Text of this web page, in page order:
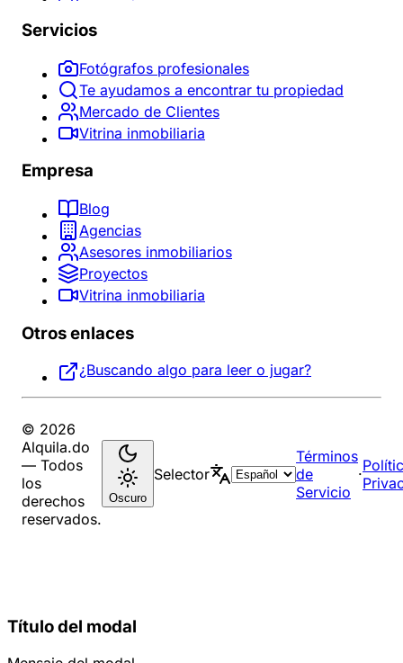
Servicios
Fotógrafos profesionales
Te ayudamos a encontrar tu propiedad
Mercado de Clientes
Vitrina inmobiliaria
Empresa
Blog
Agencias
Asesores inmobiliarios
Proyectos
Vitrina inmobiliaria
Otros enlaces
¿Buscando algo para leer o jugar?
© 2026
Alquila.do
— Todos
los
derechos
reservados.
Oscuro
Selector
Términos
de
Servicio
·
Título del modal